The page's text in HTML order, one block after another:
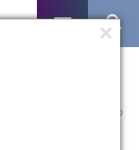
no Salão Universitário